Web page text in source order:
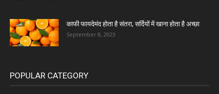
काफी फायदेमंद होता है संतरा, सर्दियों में खाना होता है अच्छा
September 8, 2023
POPULAR CATEGORY